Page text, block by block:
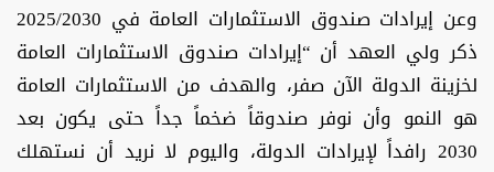
وعن إيرادات صندوق الاستثمارات العامة في 2025/2030
ذكر ولي العهد أن “إيرادات صندوق الاستثمارات العامة
لخزينة الدولة الآن صفر، والهدف من الاستثمارات العامة
هو النمو وأن نوفر صندوقاً ضخماً جداً حتى يكون بعد
2030 رافداً لإيرادات الدولة، واليوم لا نريد أن نستهلك